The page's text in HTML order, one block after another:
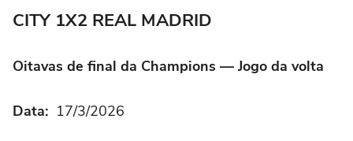
CITY 1X2 REAL MADRID
Oitavas de final da Champions — Jogo da volta
Data: 17/3/2026